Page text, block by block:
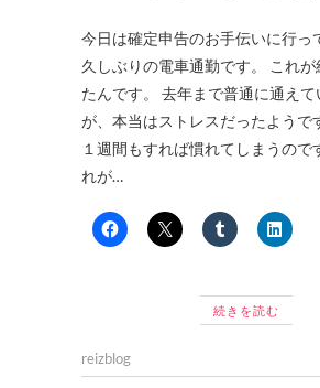
今日は確定申告のお手伝いに行っていました。
久しぶりの電車通勤です。 これが
たんです。 去年まで普通に通えて
が、本当はストレスだったようで
１週間もすれば慣れてしまうので
れが…
続きを読む
reizblog